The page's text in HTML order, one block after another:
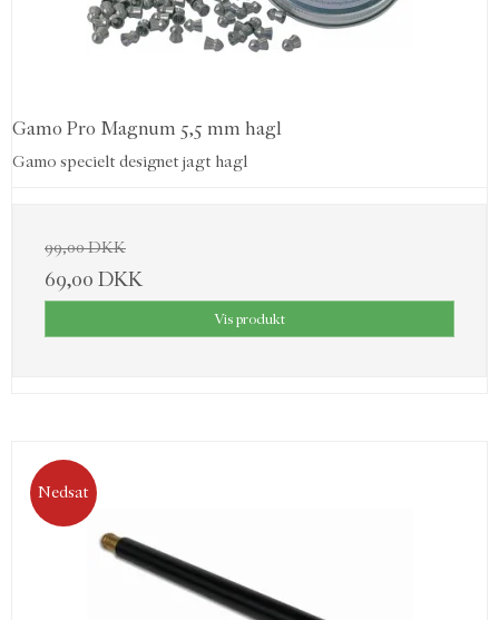
Gamo Pro Magnum 5,5 mm hagl
Gamo specielt designet jagt hagl
99,00 DKK
69,00 DKK
Vis produkt
Nedsat